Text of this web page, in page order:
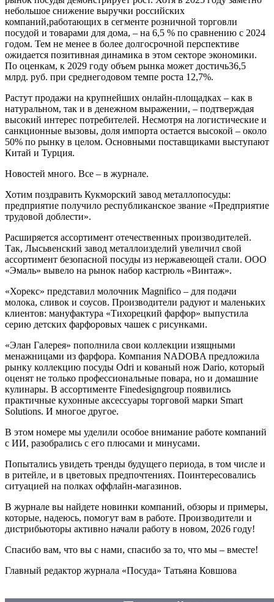
небольшое снижение выручки российских
компаний,работающих в сегменте розничной торговли
посудой и товарами для дома, – на 6,5 % по сравнению с 2024
годом. Тем не менее в более долгосрочной перспективе
ожидается позитивная динамика в этом секторе экономики.
По оценкам, к 2029 году объем рынка может достичь36,5
млрд. руб. при среднегодовом темпе роста 12,7%.
Растут продажи на крупнейших онлайн-площадках – как в
натуральном, так и в денежном выражении, – подтверждая
высокий интерес потребителей. Несмотря на логистические и
санкционные вызовы, доля импорта остается высокой – около
50% по рынку в целом. Основными поставщиками выступают
Китай и Турция.
Новостей много. Все – в журнале.
Хотим поздравить Кукморский завод металлопосуды:
предприятие получило республиканское звание «Предприятие
трудовой доблести».
Расширяется ассортимент отечественных производителей.
Так, Лысьвенский завод металлоизделий увеличил свой
ассортимент безопасной посуды из нержавеющей стали. ООО
«Эмаль» вывело на рынок набор кастрюль «Винтаж».
«Хорекс» представил молочник Magnifico – для подачи
молока, сливок и соусов. Производители радуют и маленьких
клиентов: мануфактура «Тихорецкий фарфор» выпустила
серию детских фарфоровых чашек с рисунками.
«Элан Галерея» пополнила свои коллекции изящными
менажницами из фарфора. Компания NADOBA предложила
рынку коллекцию посуды Odri и кованый нож Dario, который
оценят не только профессиональные повара, но и домашние
кулинары. В ассортименте Finedesigngroup появились
практичные кухонные аксессуары торговой марки Smart
Solutions. И многое другое.
В этом номере мы уделили особое внимание работе компаний
с ИИ, разобрались с его плюсами и минусами.
Попытались увидеть тренды будущего периода, в том числе и
в ритейле, и в цветовых предпочтениях. Поинтересовались
ситуацией на полках оффлайн-магазинов.
В журнале вы найдете новинки компаний, обзоры и примеры,
которые, надеюсь, помогут вам в работе. Производители и
дистрибьюторы активно начали работу в новом, 2026 году!
Спасибо вам, что вы с нами, спасибо за то, что мы – вместе!
Главный редактор журнала «Посуда» Татьяна Ковшова